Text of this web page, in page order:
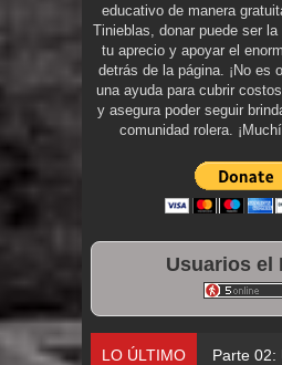
educativo de manera
Tinieblas, donar puede ser
tu aprecio y apoyar el
detrás de la página. ¡No es
una ayuda para cubrir
y asegura poder seguir
comunidad rolera.
Usuarios el
LO ÚLTIMO Parte 02: